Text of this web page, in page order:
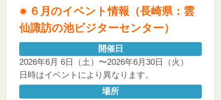
６月のイベント情報（長崎県：雲
仙諏訪の池ビジターセンター）
開催日
2026年6月 6日（土）〜2026年6月30日（火）
日時はイベントにより異なります。
場所